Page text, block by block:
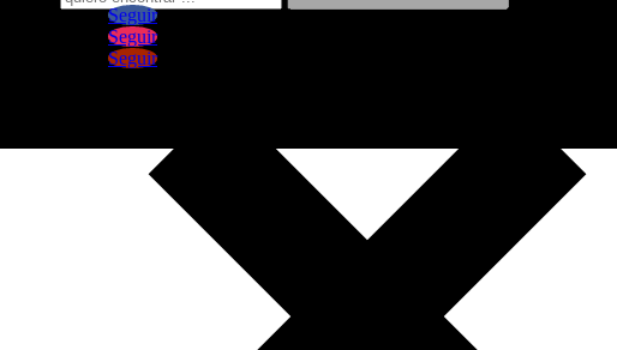
Seguir
Seguir
Seguir